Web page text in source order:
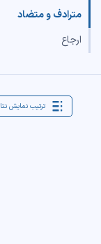
مترادف و متضاد
ارجاع
ترتیب نمایش